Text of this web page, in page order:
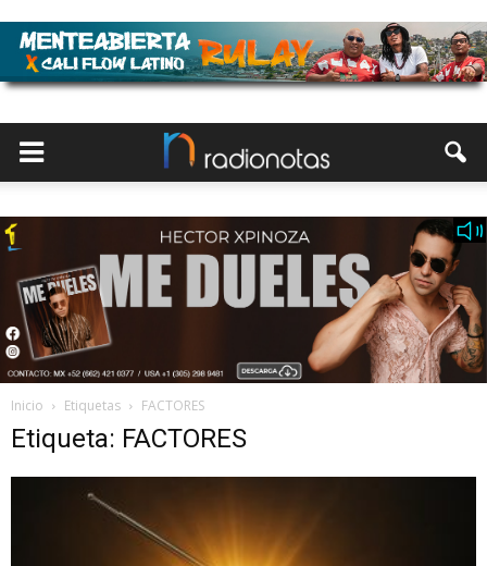
Inicio Etiquetas FACTORES
Etiqueta: FACTORES